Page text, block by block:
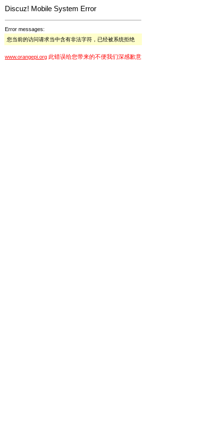
Discuz! Mobile System Error
Error messages:
您当前的访问请求当中含有非法字符，已经被系统拒绝
www.orangepi.org 此错误给您带来的不便我们深感歉意